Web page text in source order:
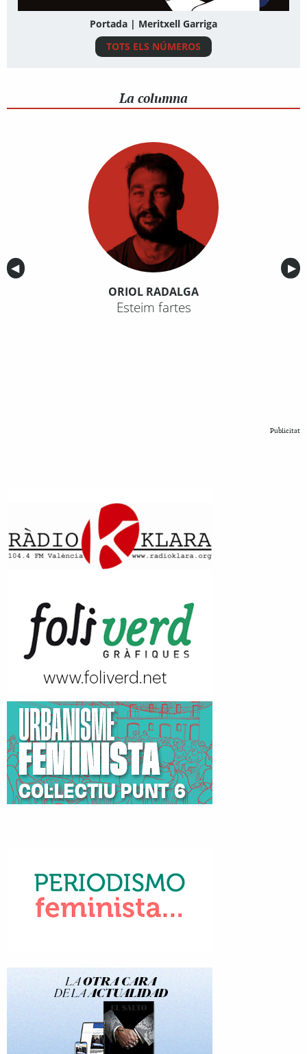
Portada | Meritxell Garriga
TOTS ELS NÚMEROS
La columna
Anterior
◀︎ ▶︎
ORIOL RADALGA
Esteim fartes
Publicitat